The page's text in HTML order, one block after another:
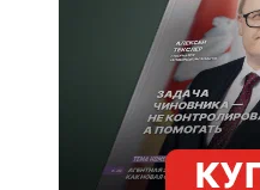
Тема номера